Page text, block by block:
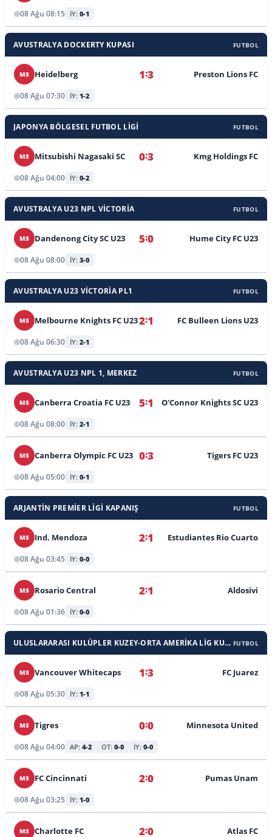
08 Ağu 08:15 İY: 0-1
AVUSTRALYA DOCKERTY KUPASI FUTBOL
MS Heidelberg 1:3 Preston Lions FC
08 Ağu 07:30 İY: 1-2
JAPONYA BÖLGESEL FUTBOL LIGI FUTBOL
MS Mitsubishi Nagasaki SC 0:3 Kmg Holdings FC
08 Ağu 04:00 İY: 0-2
AVUSTRALYA U23 NPL VICTORIA FUTBOL
MS Dandenong City SC U23 5:0 Hume City FC U23
08 Ağu 08:00 İY: 3-0
AVUSTRALYA U23 VICTORIA PL1 FUTBOL
MS Melbourne Knights FC U232:1 FC Bulleen Lions U23
08 Ağu 06:30 İY: 2-1
AVUSTRALYA U23 NPL 1, MERKEZ FUTBOL
MS Canberra Croatia FC U23 5:1 O'Connor Knights SC U23
08 Ağu 08:00 İY: 2-1
MS Canberra Olympic FC U23 0:3 Tigers FC U23
08 Ağu 05:00 İY: 0-1
ARJANTIN PREMIER LIGI KAPANIŞ FUTBOL
MS Ind. Mendoza 2:1 Estudiantes Rio Cuarto
08 Ağu 03:45 İY: 0-0
MS Rosario Central 2:1 Aldosivi
08 Ağu 01:36 İY: 0-0
ULUSLARARASI KULÜPLER KUZEY-ORTA AMERIKA LIG KUPASI FUTBOL
MS Vancouver Whitecaps 1:3 FC Juarez
08 Ağu 05:30 İY: 1-1
MS Tigres 0:0 Minnesota United
08 Ağu 04:00 AP: 4-2 OT: 0-0 İY: 0-0
MS FC Cincinnati 2:0 Pumas Unam
08 Ağu 03:25 İY: 1-0
MS Charlotte FC 2:0 Atlas FC